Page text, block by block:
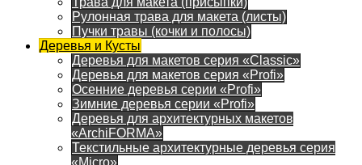
Рулонная трава для макета (листы)
Пучки травы (кочки и полосы)
Деревья и Кусты
Деревья для макетов серия «Classic»
Деревья для макетов серия «Profi»
Осенние деревья серии «Profi»
Зимние деревья серии «Profi»
Деревья для архитектурных макетов
«ArchiFORMA»
Текстильные архитектурные деревья серия